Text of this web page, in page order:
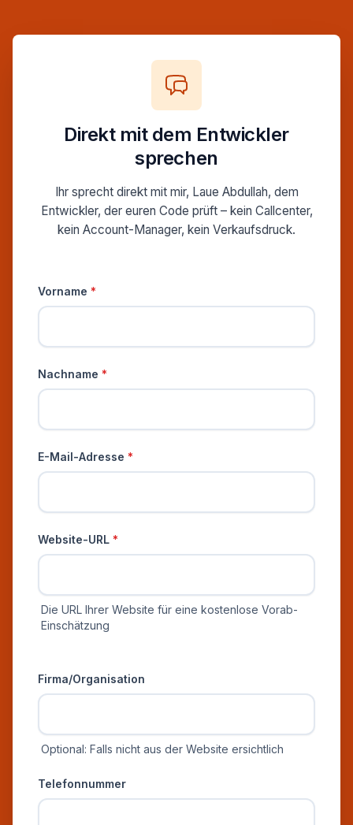
Direkt mit dem Entwickler
sprechen
Ihr sprecht direkt mit mir, Laue Abdullah, dem
Entwickler, der euren Code prüft – kein Callcenter,
kein Account-Manager, kein Verkaufsdruck.
Vorname *
Nachname *
E-Mail-Adresse *
Website-URL *
Die URL Ihrer Website für eine kostenlose Vorab-
Einschätzung
Firma/Organisation
Optional: Falls nicht aus der Website ersichtlich
Telefonnummer